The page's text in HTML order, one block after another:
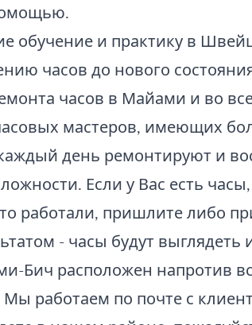
и практику в
часов до нового
часов в Майами и во
мастеров, имеющих
день ремонтируют и
Если у Вас есть
работали, пришлите либо
- часы будут выглядеть
Бич расположен напротив
Мы работаем по почте с